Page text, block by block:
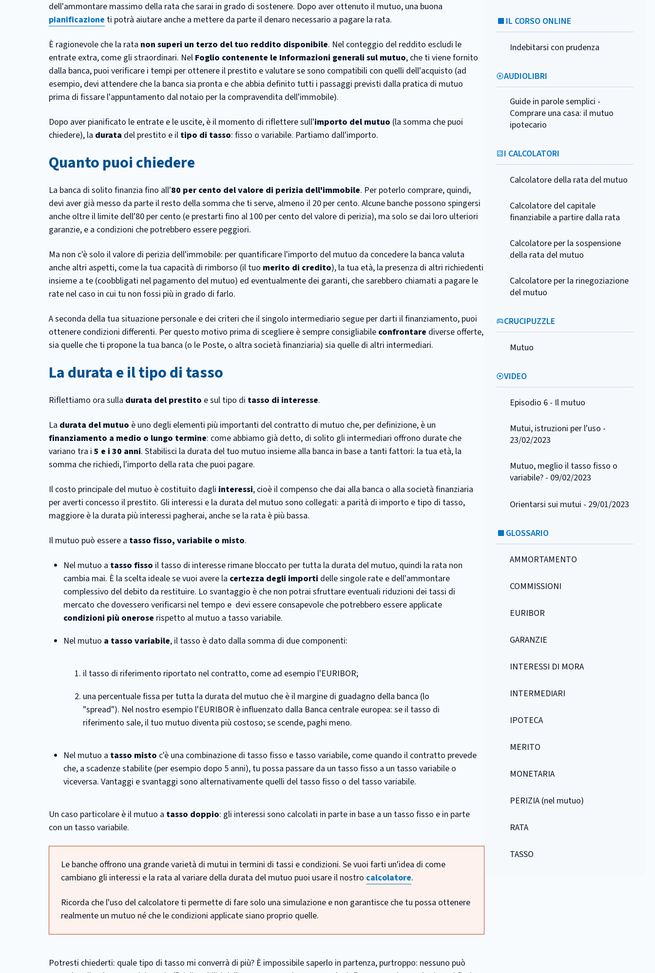
dell'ammontare massimo della rata che sarai in grado di sostenere. Dopo aver ottenuto il mutuo, una buona
pianificazione ti potrà aiutare anche a mettere da parte il denaro necessario a pagare la rata.
È ragionevole che la rata non superi un terzo del tuo reddito disponibile. Nel conteggio del reddito escludi le
entrate extra, come gli straordinari. Nel Foglio contenente le Informazioni generali sul mutuo, che ti viene fornito
dalla banca, puoi verificare i tempi per ottenere il prestito e valutare se sono compatibili con quelli dell'acquisto (ad
esempio, devi attendere che la banca sia pronta e che abbia definito tutti i passaggi previsti dalla pratica di mutuo
prima di fissare l'appuntamento dal notaio per la compravendita dell'immobile).
Dopo aver pianificato le entrate e le uscite, è il momento di riflettere sull'importo del mutuo (la somma che puoi
chiedere), la durata del prestito e il tipo di tasso: fisso o variabile. Partiamo dall'importo.
Quanto puoi chiedere
La banca di solito finanzia fino all'80 per cento del valore di perizia dell'immobile. Per poterlo comprare, quindi,
devi aver già messo da parte il resto della somma che ti serve, almeno il 20 per cento. Alcune banche possono spingersi
anche oltre il limite dell'80 per cento (e prestarti fino al 100 per cento del valore di perizia), ma solo se dai loro ulteriori
garanzie, e a condizioni che potrebbero essere peggiori.
Ma non c'è solo il valore di perizia dell'immobile: per quantificare l'importo del mutuo da concedere la banca valuta
anche altri aspetti, come la tua capacità di rimborso (il tuo merito di credito), la tua età, la presenza di altri richiedenti
insieme a te (coobbligati nel pagamento del mutuo) ed eventualmente dei garanti, che sarebbero chiamati a pagare le
rate nel caso in cui tu non fossi più in grado di farlo.
A seconda della tua situazione personale e dei criteri che il singolo intermediario segue per darti il finanziamento, puoi
ottenere condizioni differenti. Per questo motivo prima di scegliere è sempre consigliabile confrontare diverse offerte,
sia quelle che ti propone la tua banca (o le Poste, o altra società finanziaria) sia quelle di altri intermediari.
La durata e il tipo di tasso
Riflettiamo ora sulla durata del prestito e sul tipo di tasso di interesse.
La durata del mutuo è uno degli elementi più importanti del contratto di mutuo che, per definizione, è un
finanziamento a medio o lungo termine: come abbiamo già detto, di solito gli intermediari offrono durate che
variano tra i 5 e i 30 anni. Stabilisci la durata del tuo mutuo insieme alla banca in base a tanti fattori: la tua età, la
somma che richiedi, l'importo della rata che puoi pagare.
Il costo principale del mutuo è costituito dagli interessi, cioè il compenso che dai alla banca o alla società finanziaria
per averti concesso il prestito. Gli interessi e la durata del mutuo sono collegati: a parità di importo e tipo di tasso,
maggiore è la durata più interessi pagherai, anche se la rata è più bassa.
Il mutuo può essere a tasso fisso, variabile o misto.
Nel mutuo a tasso fisso il tasso di interesse rimane bloccato per tutta la durata del mutuo, quindi la rata non
cambia mai. È la scelta ideale se vuoi avere la certezza degli importi delle singole rate e dell'ammontare
complessivo del debito da restituire. Lo svantaggio è che non potrai sfruttare eventuali riduzioni dei tassi di
mercato che dovessero verificarsi nel tempo e devi essere consapevole che potrebbero essere applicate
condizioni più onerose rispetto al mutuo a tasso variabile.
Nel mutuo a tasso variabile, il tasso è dato dalla somma di due componenti:
il tasso di riferimento riportato nel contratto, come ad esempio l'EURIBOR;
una percentuale fissa per tutta la durata del mutuo che è il margine di guadagno della banca (lo
"spread"). Nel nostro esempio l'EURIBOR è influenzato dalla Banca centrale europea: se il tasso di
riferimento sale, il tuo mutuo diventa più costoso; se scende, paghi meno.
Nel mutuo a tasso misto c'è una combinazione di tasso fisso e tasso variabile, come quando il contratto prevede
che, a scadenze stabilite (per esempio dopo 5 anni), tu possa passare da un tasso fisso a un tasso variabile o
viceversa. Vantaggi e svantaggi sono alternativamente quelli del tasso fisso o del tasso variabile.
Un caso particolare è il mutuo a tasso doppio: gli interessi sono calcolati in parte in base a un tasso fisso e in parte
con un tasso variabile.
Le banche offrono una grande varietà di mutui in termini di tassi e condizioni. Se vuoi farti un'idea di come
cambiano gli interessi e la rata al variare della durata del mutuo puoi usare il nostro calcolatore.
Ricorda che l'uso del calcolatore ti permette di fare solo una simulazione e non garantisce che tu possa ottenere
realmente un mutuo né che le condizioni applicate siano proprio quelle.
Potresti chiederti: quale tipo di tasso mi converrà di più? È impossibile saperlo in partenza, purtroppo: nessuno può
IL CORSO ONLINE
Indebitarsi con prudenza
AUDIOLIBRI
Guide in parole semplici -
Comprare una casa: il mutuo
ipotecario
I CALCOLATORI
Calcolatore della rata del mutuo
Calcolatore del capitale
finanziabile a partire dalla rata
Calcolatore per la sospensione
della rata del mutuo
Calcolatore per la rinegoziazione
del mutuo
CRUCIPUZZLE
Mutuo
VIDEO
Episodio 6 - Il mutuo
Mutui, istruzioni per l'uso -
23/02/2023
Mutuo, meglio il tasso fisso o
variabile? - 09/02/2023
Orientarsi sui mutui - 29/01/2023
GLOSSARIO
AMMORTAMENTO
COMMISSIONI
EURIBOR
GARANZIE
INTERESSI DI MORA
INTERMEDIARI
IPOTECA
MERITO
MONETARIA
PERIZIA (nel mutuo)
RATA
TASSO